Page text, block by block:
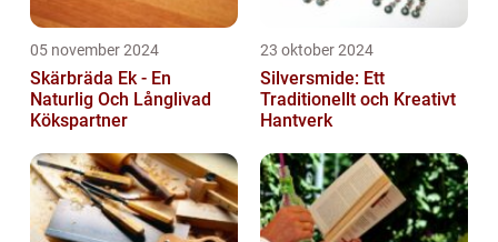
05 november 2024
Skärbräda Ek - En
Naturlig Och Långlivad
Kökspartner
23 oktober 2024
Silversmide: Ett
Traditionellt och Kreativt
Hantverk